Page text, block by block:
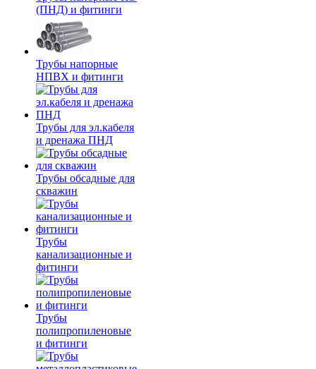
(ПНД) и фитинги
Трубы напорные
НПВХ и фитинги
Трубы для эл.кабеля
и дренажа ПНД
Трубы обсадные для
скважин
Трубы
канализационные и
фитинги
Трубы
полипропиленовые
и фитинги